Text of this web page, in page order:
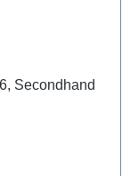
Secondhand